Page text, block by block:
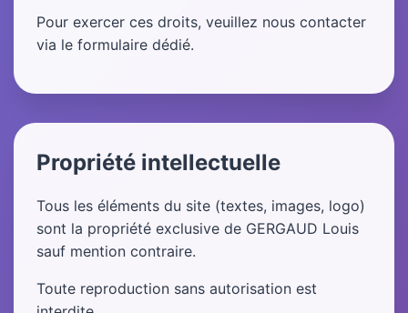
Pour exercer ces droits, veuillez nous contacter
via le formulaire dédié.
Propriété intellectuelle
Tous les éléments du site (textes, images, logo)
sont la propriété exclusive de GERGAUD Louis
sauf mention contraire.
Toute reproduction sans autorisation est